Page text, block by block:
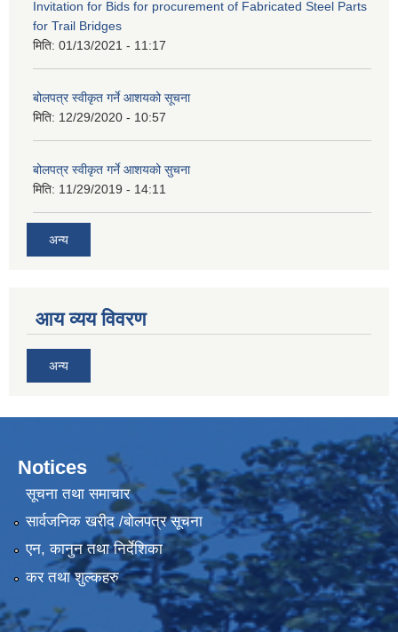
Invitation for Bids for procurement of Fabricated Steel Parts
for Trail Bridges
मिति: 01/13/2021 - 11:17
बोलपत्र स्वीकृत गर्ने आशयको सूचना
मिति: 12/29/2020 - 10:57
बोलपत्र स्वीकृत गर्ने आशयको सुचना
मिति: 11/29/2019 - 14:11
अन्य
आय व्यय विवरण
अन्य
Notices
सूचना तथा समाचार
सार्वजनिक खरीद /बोलपत्र सूचना
एन, कानुन तथा निर्देशिका
कर तथा शुल्कहरु